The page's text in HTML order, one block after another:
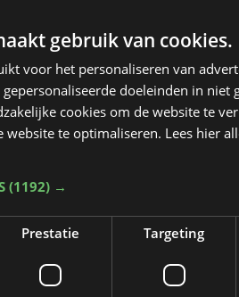
gebruik van cookies.
voor het personaliseren van
doeleinden in niet
cookies om de website te
website te optimaliseren. Lees hier
(1192) →
Prestatie Targeting